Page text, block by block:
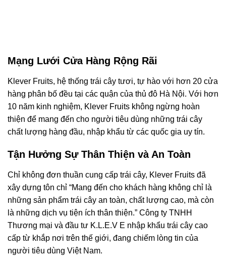
Mạng Lưới Cửa Hàng Rộng Rãi
Klever Fruits, hệ thống trái cây tươi, tự hào với hơn 20 cửa
hàng phân bố đều tại các quận của thủ đô Hà Nội. Với hơn
10 năm kinh nghiệm, Klever Fruits không ngừng hoàn
thiện để mang đến cho người tiêu dùng những trái cây
chất lượng hàng đầu, nhập khẩu từ các quốc gia uy tín.
Tận Hưởng Sự Thân Thiện và An Toàn
Chỉ không đơn thuần cung cấp trái cây, Klever Fruits đã
xây dựng tôn chỉ “Mang đến cho khách hàng không chỉ là
những sản phẩm trái cây an toàn, chất lượng cao, mà còn
là những dịch vụ tiện ích thân thiện.” Công ty TNHH
Thương mại và đầu tư K.L.E.V E nhập khẩu trái cây cao
cấp từ khắp nơi trên thế giới, đang chiếm lòng tin của
người tiêu dùng Việt Nam.